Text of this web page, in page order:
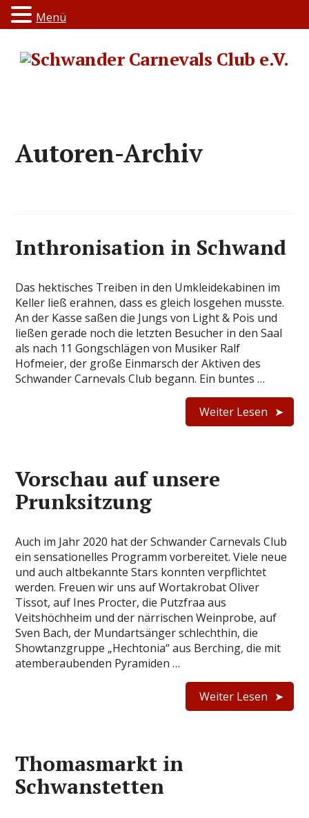
Autoren-Archiv
Inthronisation in Schwand
Das hektisches Treiben in den Umkleidekabinen im
Keller ließ erahnen, dass es gleich losgehen musste.
An der Kasse saßen die Jungs von Light & Pois und
ließen gerade noch die letzten Besu­cher in den Saal
als nach 11 Gongschlägen von Musiker Ralf
Hofmeier, der große Ein­marsch der Aktiven des
Schwander Car­nevals Club begann. Ein buntes …
Weiter Lesen
Vorschau auf unsere
Prunksitzung
Auch im Jahr 2020 hat der Schwander Carnevals Club
ein sensationelles Programm vorbereitet. Viele neue
und auch altbekannte Stars konnten verpflichtet
werden. Freuen wir uns auf Wortakrobat Oliver
Tissot, auf Ines Procter, die Putzfraa aus
Veitshöchheim und der närrischen Weinprobe, auf
Sven Bach, der Mundartsänger schlechthin, die
Showtanzgruppe „Hechtonia“ aus Berching, die mit
atemberaubenden Pyramiden …
Weiter Lesen
Thomasmarkt in
Schwanstetten
Menü